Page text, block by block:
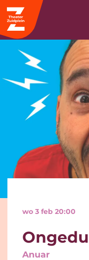
Anuar
wo 3 feb 20:00